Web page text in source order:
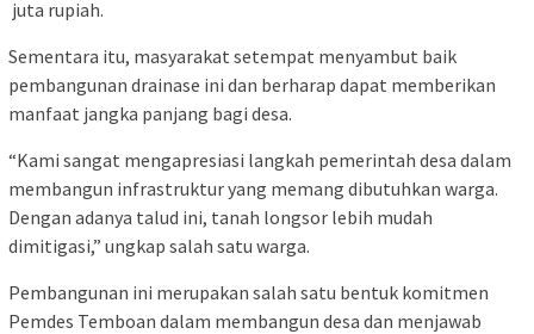
juta rupiah.
Sementara itu, masyarakat setempat menyambut baik
pembangunan drainase ini dan berharap dapat memberikan
manfaat jangka panjang bagi desa.
“Kami sangat mengapresiasi langkah pemerintah desa dalam
membangun infrastruktur yang memang dibutuhkan warga.
Dengan adanya talud ini, tanah longsor lebih mudah
dimitigasi,” ungkap salah satu warga.
Pembangunan ini merupakan salah satu bentuk komitmen
Pemdes Temboan dalam membangun desa dan menjawab